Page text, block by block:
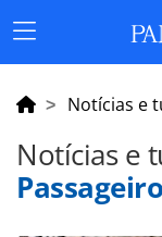
Menu
Principal
Notícias e
Notícias e